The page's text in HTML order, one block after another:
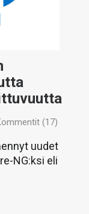
(17)
uudet
NG:ksi eli